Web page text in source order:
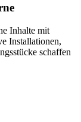
Inhalte mit
Installationen,
schaffen